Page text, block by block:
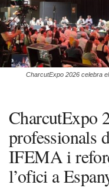
CharcutExpo 2026 celebra
CharcutExpo
professionals
IFEMA i
l’ofici a